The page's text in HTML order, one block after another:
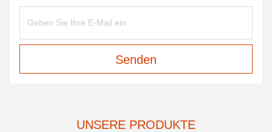
Senden
UNSERE PRODUKTE